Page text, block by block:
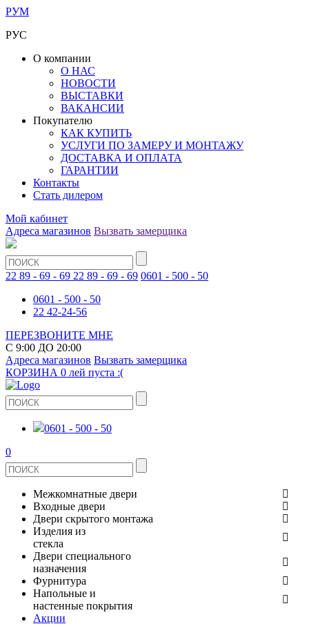
РУМ
РУС
О компании
О НАС
НОВОСТИ
ВЫСТАВКИ
ВАКАНСИИ
Покупателю
КАК КУПИТЬ
УСЛУГИ ПО ЗАМЕРУ И МОНТАЖУ
ДОСТАВКА И ОПЛАТА
ГАРАНТИИ
Контакты
Стать дилером
Мой кабинет
Адреса магазинов Вызвать замерщика
22 89 - 69 - 69 22 89 - 69 - 69 0601 - 500 - 50
0601 - 500 - 50
22 42-24-56
ПЕРЕЗВОНИТЕ МНЕ
С 9:00 ДО 20:00
Адреса магазинов Вызвать замерщика
КОРЗИНА 0 лей пуста :(
0601 - 500 - 50
0
Межкомнатные двери
ШПОНИРОВАНЫЕ
ЭКОШПОН
ИЗ МАССИВА СОСНЫ
Входные двери
МЕТАЛЛИЧЕСКИЕ ДВЕРИ
В КВАРТИРУ
ДЛЯ ДОМА
Двери скрытого монтажа
СТЕКЛЯННЫЕ
ЗЕРКАЛЬНЫЕ
Изделия из
стекла
ДВЕРИ
ДУШЕВЫЕ КАБИНЫ И ПЕРЕГОРОДКИ
ОГРАЖДЕНИЯ И СТУПЕНИ
Двери специального
назначения
ПРОТИВОПОЖАРНЫЕ
Фурнитура
ДВЕРНЫЕ РУЧКИ
Напольные и
настенные покрытия
Акции